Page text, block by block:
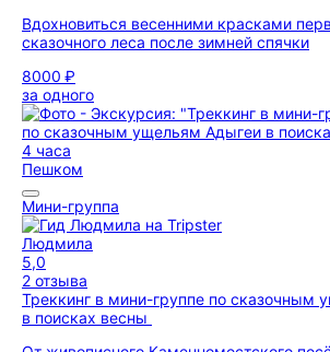
Вдохновиться весенними красками
сказочного леса после зимней спячки
8000 ₽
за одного
4 часа
Пешком
Мини-группа
Людмила
5,0
2 отзыва
Треккинг в мини-группе по сказочным
в поисках весны